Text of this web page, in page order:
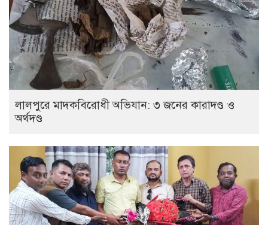
লালপুরে মাদকবিরোধী অভিযান: ৩ জনের কারাদণ্ড ও
অর্থদণ্ড